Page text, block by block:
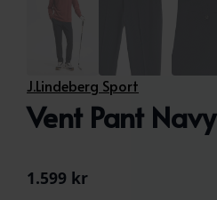
J.Lindeberg Sport
Vent Pant Navy
1.599 kr